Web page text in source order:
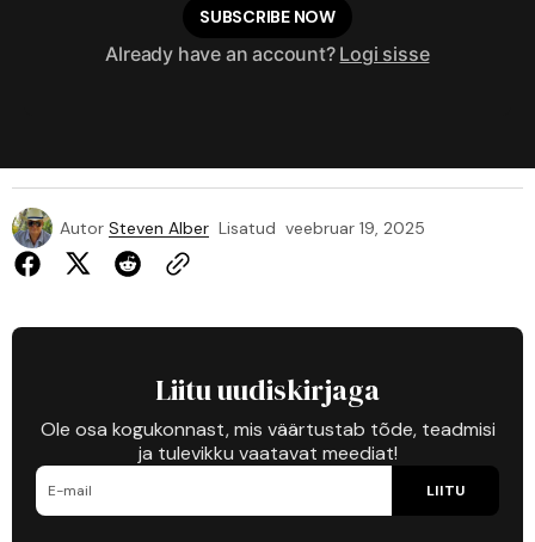
SUBSCRIBE NOW
Already have an account? Logi sisse
Autor Steven Alber Lisatud veebruar 19, 2025
Liitu uudiskirjaga
Ole osa kogukonnast, mis väärtustab tõde, teadmisi
ja tulevikku vaatavat meediat!
LIITU